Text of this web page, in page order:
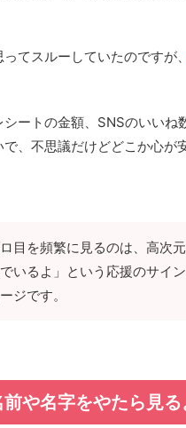
てスルーしていたのですが、
ートの金額、SNSのいいね
、不思議だけどどこか心が
目を頻繁に見るのは、高次
いるよ」という応援のサイ
ジです。
や名字をやたら見る